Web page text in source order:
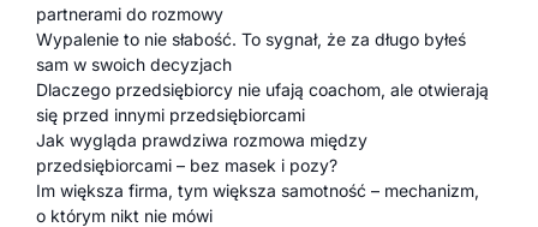
partnerami do rozmowy
Wypalenie to nie słabość. To sygnał, że za długo byłeś
sam w swoich decyzjach
Dlaczego przedsiębiorcy nie ufają coachom, ale otwierają
się przed innymi przedsiębiorcami
Jak wygląda prawdziwa rozmowa między
przedsiębiorcami – bez masek i pozy?
Im większa firma, tym większa samotność – mechanizm,
o którym nikt nie mówi